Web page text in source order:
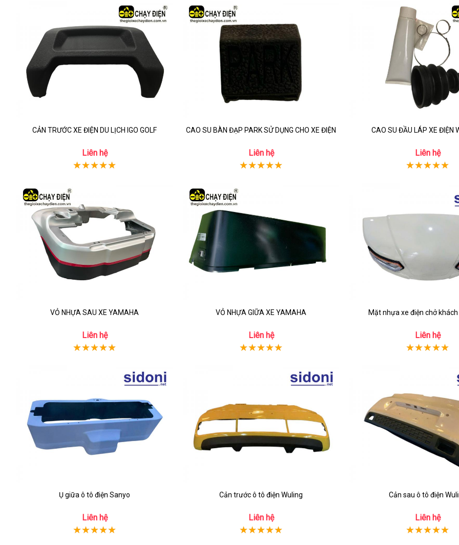
CẢN TRƯỚC XE ĐIỆN DU LỊCH IGO GOLF
Liên hệ
CAO SU BÀN ĐẠP PARK SỬ DỤNG CHO XE ĐIỆN
Liên hệ
CAO SU ĐẦU LÁP XE ĐIỆN
Liên hệ
VỎ NHỰA SAU XE YAMAHA
Liên hệ
VỎ NHỰA GIỮA XE YAMAHA
Liên hệ
Mặt nhựa xe điện chở khách
Liên hệ
Ụ giữa ô tô điện Sanyo
Liên hệ
Cản trước ô tô điện Wuling
Liên hệ
Cản sau ô tô điện
Liên hệ